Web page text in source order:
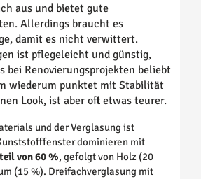
aus und bietet gute
Allerdings braucht es
damit es nicht verwittert.
ist pflegeleicht und günstig,
bei Renovierungsprojekten beliebt
wiederum punktet mit Stabilität
Look, ist aber oft etwas teurer.
und der Verglasung ist
dominieren mit
von 60 %, gefolgt von Holz (20
(15 %). Dreifachverglasung mit